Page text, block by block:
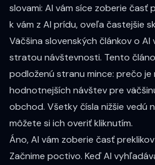
slovami: AI vám síce zoberie časť
k vám z AI prídu, oveľa častejšie
Väčšina slovenských článkov o
stratou návštevnosti. Tento
podloženú stranu mince: prečo je
hodnotnejších návštev pre
obchod. Všetky čísla nižšie vedú
môžete si ich overiť kliknutím.
Áno, AI vám zoberie časť preklikov
Začnime poctivo. Keď AI